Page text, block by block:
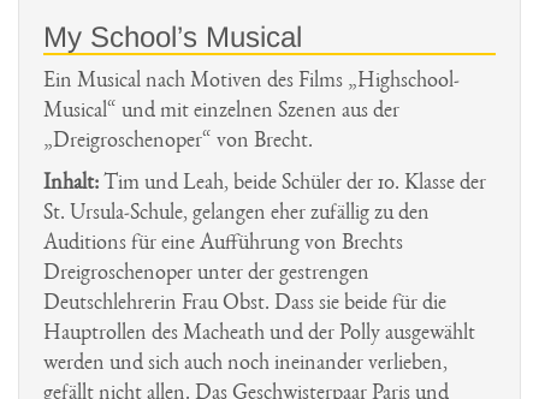
My School’s Musical
Ein Musical nach Motiven des Films „Highschool-
Musical“ und mit einzelnen Szenen aus der
„Dreigroschenoper“ von Brecht.
Inhalt: Tim und Leah, beide Schüler der 10. Klasse der
St. Ursula-Schule, gelangen eher zufällig zu den
Auditions für eine Aufführung von Brechts
Dreigroschenoper unter der gestrengen
Deutschlehrerin Frau Obst. Dass sie beide für die
Hauptrollen des Macheath und der Polly ausgewählt
werden und sich auch noch ineinander verlieben,
gefällt nicht allen. Das Geschwisterpaar Paris und